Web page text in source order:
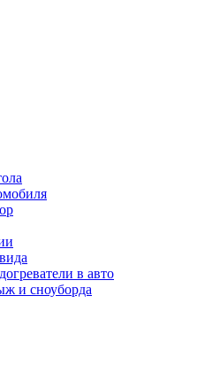
в авто
и сноуборда